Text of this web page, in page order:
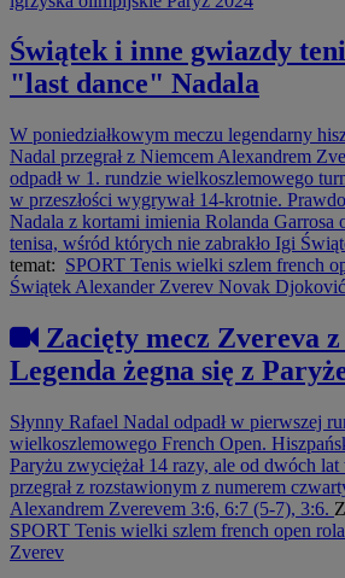
Świątek i inne gwiazdy
"last dance" Nadala
W poniedziałkowym meczu legendarny
Nadal przegrał z Niemcem Alexandrem
odpadł w 1. rundzie wielkoszlemowego
w przeszłości wygrywał 14-krotnie.
Nadala z kortami imienia Rolanda Garrosa
tenisa, wśród których nie zabrakło Igi
temat: SPORT Tenis wielki szlem french
Świątek Alexander Zverev Novak Djoković
Zacięty mecz Zvereva
Legenda żegna się z
Słynny Rafael Nadal odpadł w pierwszej
wielkoszlemowego French Open.
Paryżu zwyciężał 14 razy, ale od dwóch
przegrał z rozstawionym z numerem
Alexandrem Zverevem 3:6, 6:7 (5-7), 3:6.
SPORT Tenis wielki szlem french open
Zverev